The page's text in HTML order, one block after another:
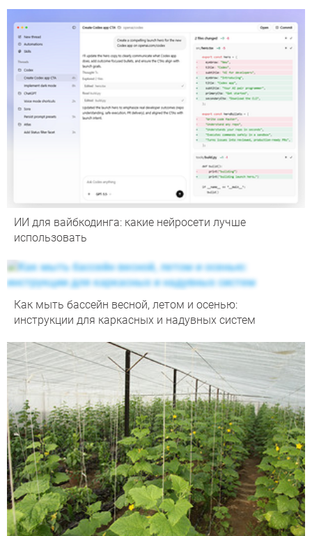
ИИ для вайбкодинга: какие нейросети лучше
использовать
Как мыть бассейн весной, летом и осенью:
инструкции для каркасных и надувных систем